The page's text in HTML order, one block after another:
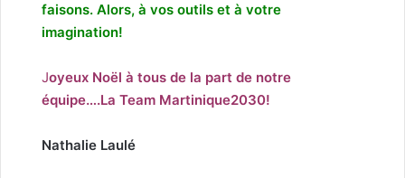
faisons. Alors, à vos outils et à votre
imagination!
Joyeux Noël à tous de la part de notre
équipe….La Team Martinique2030!
Nathalie Laulé